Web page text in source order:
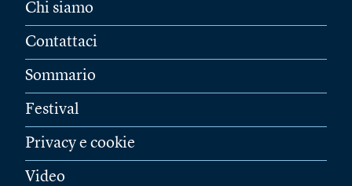
Chi siamo
Contattaci
Sommario
Festival
Privacy e cookie
Video